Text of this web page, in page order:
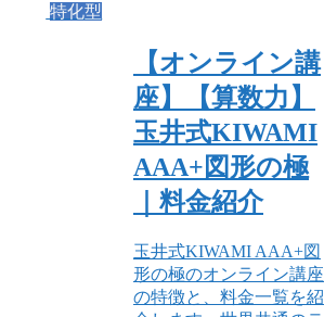
特化型
【オンライン講
座】【算数力】
玉井式KIWAMI
AAA+図形の極
｜料金紹介
玉井式KIWAMI AAA+図
形の極のオンライン講座
の特徴と、料金一覧を紹